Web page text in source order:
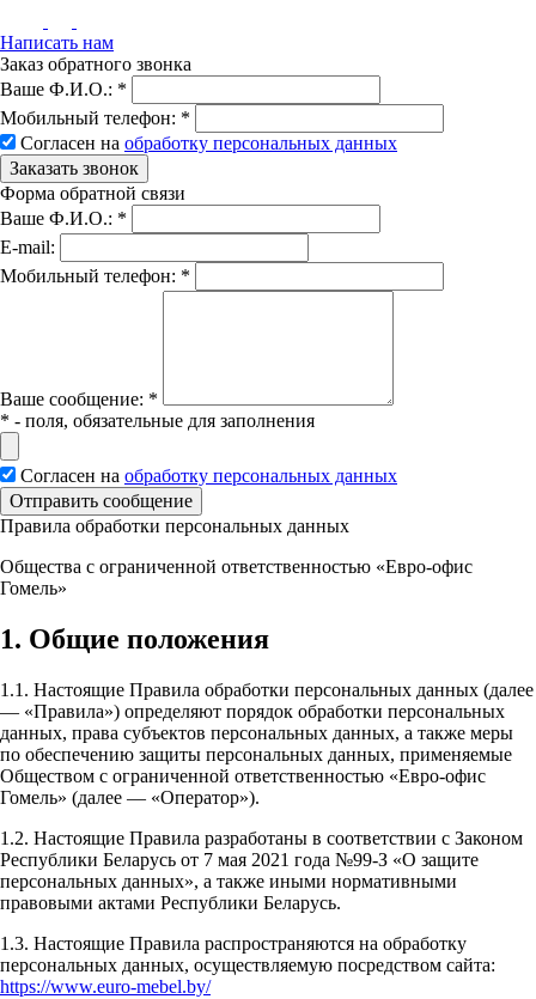
Написать нам
Заказ обратного звонка
Ваше Ф.И.О.: *
Мобильный телефон: *
Согласен на обработку персональных данных
Заказать звонок
Форма обратной связи
Ваше Ф.И.О.: *
E-mail:
Мобильный телефон: *
Вашe сообщение: *
* - поля, обязательные для заполнения
Согласен на обработку персональных данных
Отправить сообщение
Правила обработки персональных данных
Общества с ограниченной ответственностью «Евро-офис
Гомель»
1. Общие положения
1.1. Настоящие Правила обработки персональных данных (далее
— «Правила») определяют порядок обработки персональных
данных, права субъектов персональных данных, а также меры
по обеспечению защиты персональных данных, применяемые
Обществом с ограниченной ответственностью «Евро-офис
Гомель» (далее — «Оператор»).
1.2. Настоящие Правила разработаны в соответствии с Законом
Республики Беларусь от 7 мая 2021 года №99-З «О защите
персональных данных», а также иными нормативными
правовыми актами Республики Беларусь.
1.3. Настоящие Правила распространяются на обработку
персональных данных, осуществляемую посредством сайта:
https://www.euro-mebel.by/